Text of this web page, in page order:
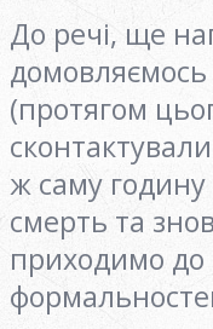
До речі, ще
(протягом
ж саму
смерть та
приходимо до